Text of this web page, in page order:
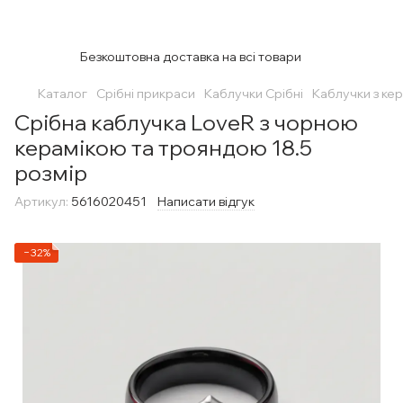
Безкоштовна доставка на всі товари
Каталог Срібні прикраси Каблучки Срібні Каблучки з
Срібна каблучка LoveR з чорною
керамікою та трояндою 18.5
розмір
Артикул: 5616020451 Написати відгук
−32%